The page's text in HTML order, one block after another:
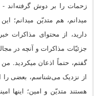
زحمات را بر دوش گرفته‌اند -
میدانم، هم متدیّن میدانم؛
دارید، از محتواى مذاکرات
جزئیّات مذاکرات و آنچه در
گفتم، حتماً اذعان میکردید. من
از نزدیک مى‌شناسم، بعضى را
هستند متدیّن و امین؛ اینها